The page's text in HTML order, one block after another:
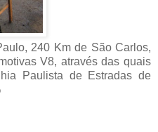
240 Km de São Carlos,
V8, através das quais
Paulista de Estradas de